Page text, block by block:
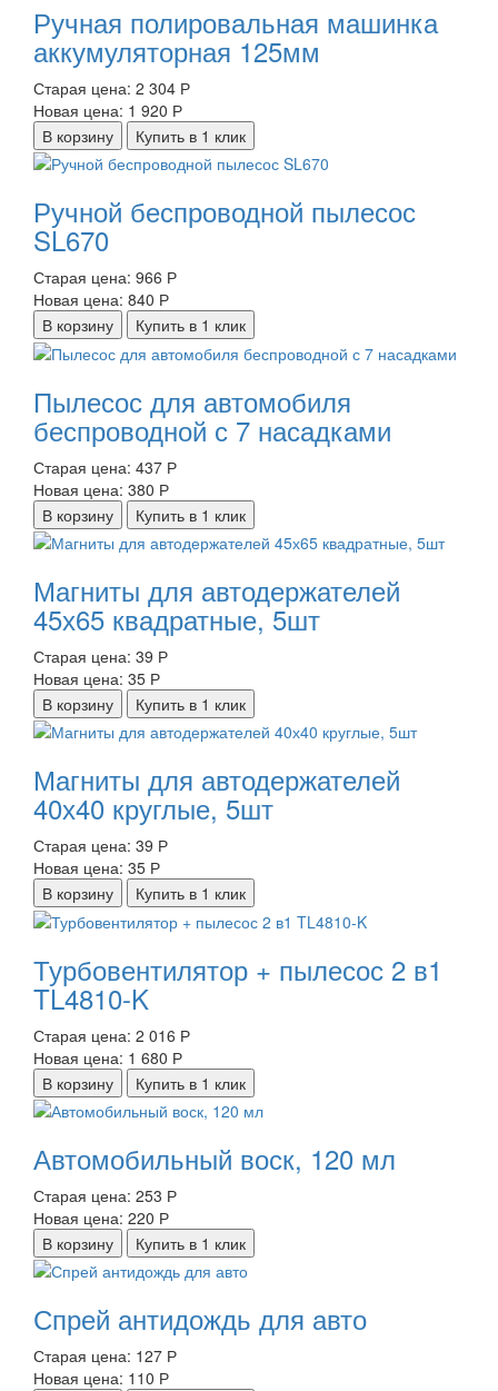
Ручная полировальная машинка
аккумуляторная 125мм
Старая цена: 2 304 Р
Новая цена: 1 920 Р
В корзину
Купить в 1 клик
Ручной беспроводной пылесос
SL670
Старая цена: 966 Р
Новая цена: 840 Р
В корзину
Купить в 1 клик
Пылесос для автомобиля
беспроводной с 7 насадками
Старая цена: 437 Р
Новая цена: 380 Р
В корзину
Купить в 1 клик
Магниты для автодержателей
45х65 квадратные, 5шт
Старая цена: 39 Р
Новая цена: 35 Р
В корзину
Купить в 1 клик
Магниты для автодержателей
40х40 круглые, 5шт
Старая цена: 39 Р
Новая цена: 35 Р
В корзину
Купить в 1 клик
Турбовентилятор + пылесос 2 в1
TL4810-K
Старая цена: 2 016 Р
Новая цена: 1 680 Р
В корзину
Купить в 1 клик
Автомобильный воск, 120 мл
Старая цена: 253 Р
Новая цена: 220 Р
В корзину
Купить в 1 клик
Спрей антидождь для авто
Старая цена: 127 Р
Новая цена: 110 Р